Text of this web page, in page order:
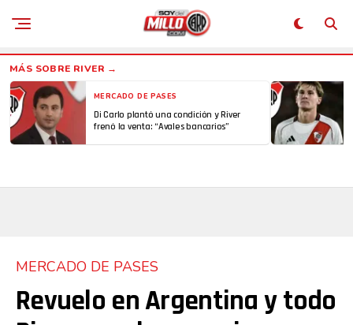
MERCADO DE PASES
Di Carlo plantó una condición y River
frenó la venta: “Avales bancarios”
MERCADO DE PASES
Revuelo en Argentina y todo